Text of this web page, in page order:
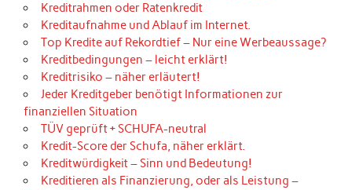
Kreditrahmen oder Ratenkredit
Kreditaufnahme und Ablauf im Internet.
Top Kredite auf Rekordtief – Nur eine Werbeaussage?
Kreditbedingungen – leicht erklärt!
Kreditrisiko – näher erläutert!
Jeder Kreditgeber benötigt Informationen zur
finanziellen Situation
TÜV geprüft + SCHUFA-neutral
Kredit-Score der Schufa, näher erklärt.
Kreditwürdigkeit – Sinn und Bedeutung!
Kreditieren als Finanzierung, oder als Leistung –